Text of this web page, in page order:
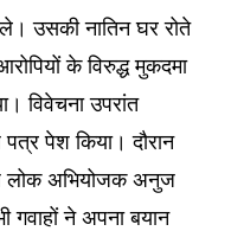
उसकी नातिन घर रोते
के विरुद्ध मुकदमा
विवेचना उपरांत
पत्र पेश किया। दौरान
लोक अभियोजक अनुज
गवाहों ने अपना बयान